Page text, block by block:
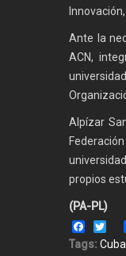
Ante la
ACN,
Alpízar
propios
(PA-PL)
Tags: Cuba